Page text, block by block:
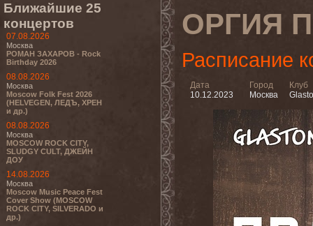
Ближайшие 25
концертов
07.08.2026
Москва
РОМАН ЗАХАРОВ - Rock
Birthday 2026
08.08.2026
Москва
Moscow Folk Fest 2026
(HELVEGEN, ЛЕДЪ, ХРЕН
и др.)
08.08.2026
Москва
MOSCOW ROCK CITY,
SLUDGY CULT, ДЖЕЙН
ДОУ
14.08.2026
Москва
Moscow Music Peace Fest
Cover Show (MOSCOW
ROCK CITY, SILVERADO и
др.)
ОРГИЯ
Расписание
Дата
10.12.2023
Город
Москва
Клуб